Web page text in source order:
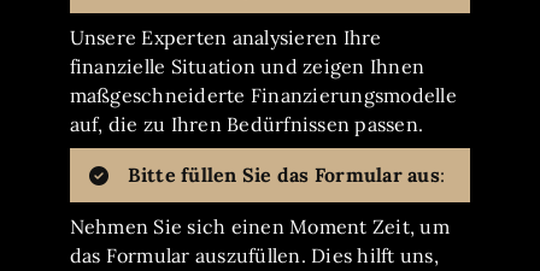
Unsere Experten analysieren Ihre
finanzielle Situation und zeigen Ihnen
maßgeschneiderte Finanzierungsmodelle
auf, die zu Ihren Bedürfnissen passen.
Bitte füllen Sie das Formular aus:
Nehmen Sie sich einen Moment Zeit, um
das Formular auszufüllen. Dies hilft uns,